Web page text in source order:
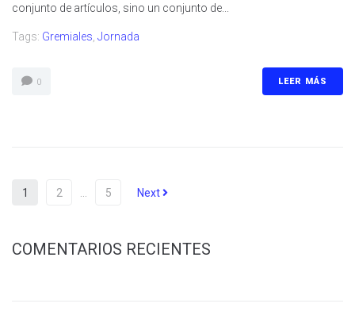
conjunto de artículos, sino un conjunto de...
Tags: Gremiales Jornada
0 LEER MÁS
1 2 5 Next
COMENTARIOS RECIENTES